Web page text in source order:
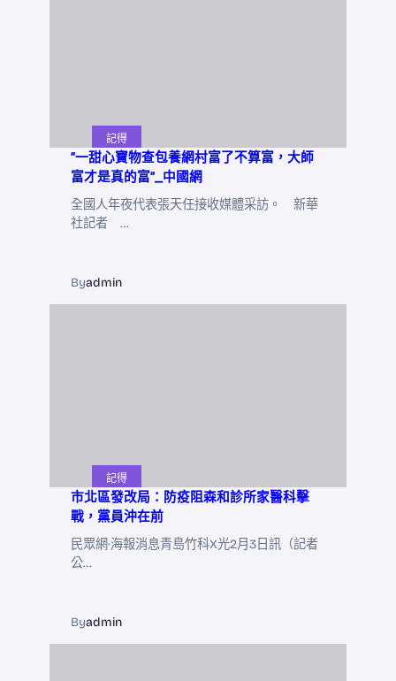
記得
“一甜心寶物查包養網村富了不算富，大師
富才是真的富”_中國網
全國人年夜代表張天任接收媒體采訪。 新華
社記者 …
Byadmin
記得
市北區發改局：防疫阻森和診所家醫科擊
戰，黨員沖在前
民眾網·海報消息青島竹科X光2月3日訊（記者
公…
Byadmin